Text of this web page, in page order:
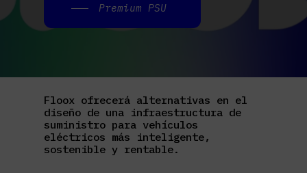
Premium PSU
Floox ofrecerá alternativas en el
diseño de una infraestructura de
suministro para vehículos
eléctricos más inteligente,
sostenible y rentable.